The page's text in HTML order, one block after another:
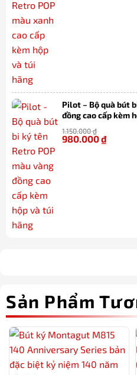
Pilot – Bộ quà bút
đồng cao cấp kèm
1.150.000₫
980.000₫
Sản Phẩm